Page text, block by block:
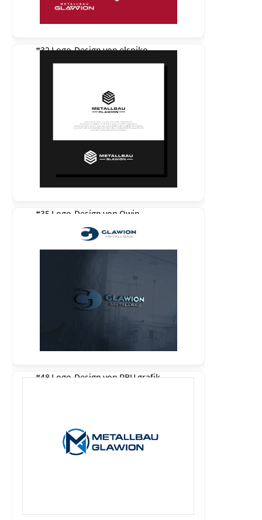
#32 Logo-Design vonelspiko
#35 Logo-Design von Qwin
#48 Logo-Design vonRBU grafik